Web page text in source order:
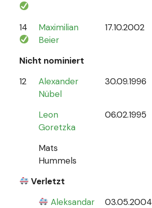
14
Maximilian
Beier
17.10.2002
Nicht nominiert
12
Alexander
Nübel
30.09.1996
Leon
Goretzka
06.02.1995
Mats
Hummels
Verletzt
Aleksandar
03.05.2004